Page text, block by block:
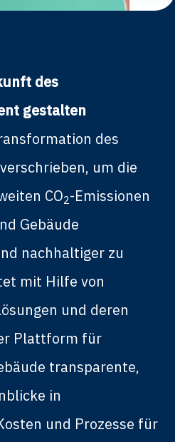
des
gestalten
des
um die
CO2-Emissionen
Gebäude
nachhaltiger zu
mit Hilfe von
und deren
Plattform für
transparente,
in
und Prozesse für